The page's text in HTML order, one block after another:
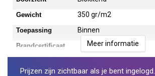
Gewicht 350 gr/m2
Toepassing Binnen
Brandcertificaat Meer informatie
Prijzen zijn zichtbaar als je bent ingelogd.